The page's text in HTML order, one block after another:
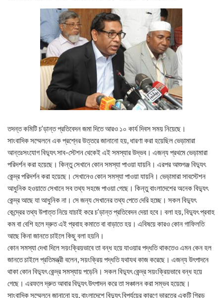
তদন্ত কমিটি চ’ড়ান্ত প্রতিবেদন জমা দিতে আরও ১০ কার্য দিবস সময় নিয়েছে।
সাংবাদিক সম্মেলনে এক প্রশ্নের উত্তরে জানানো হয়, ধারণা করা হয়েছিল ভেড়ামারা
আন্তঃসংযোগ বিদ্যুৎ সাব-স্টেশন থেকেই এই সমস্যার উদ্ভব। এজন্য প্রথমে ভেড়ামারা
পরিদর্শন করা হয়েছে। কিন্তু সেখানে কোন সমস্যা পাওয়া যায়নি। এরপর আশুগঞ্জ বিদ্যুৎ
কেন্দ্র পরিদর্শন করা হয়েছে। সেখানেও কোন সমস্যা পাওয়া যায়নি। ভেড়ামারা সাবস্টেশন
আধুনিক হওয়াতে সেখানে সব তথ্য সহজে পাওয়া গেছে। কিন্তু বাংলাদেশের অনেক বিদ্যুৎ
কেন্দ্র আছে যা আধুনিক না। সে জন্য সেখানের তথ্য পেতে দেরি হচ্ছে। সকল বিদ্যুৎ
কেন্দ্রের তথ্য উপাত্ত নিয়ে যাচাই করে চ’ড়ান্ত প্রতিবেদন দেয়া হবে। বলা হয়, বিদ্যুৎ প্রবাহ
কম বা বেশি হলে দ্রুত এই প্রবাহ কমাতে বা বাড়াতে হয়। এবিষয়ে কারও কোন গাফিলতি
আছে কিনা জানতে চাইলে কিছু বলা হয়নি।
কোন সমস্যা দেখা দিলে সয়ংক্রিয়ভাবে তা বন্ধ হয়ে যাওয়ার পদ্ধতি থাকতেও এমন কেন হল
জানতে চাইলে প্রতিমন্ত্রী বলেন, সয়ংক্রিয় পদ্ধতি যথাযথ কাজ করেছে। এজন্য উৎপাদনে
থাকা কোন বিদ্যুৎ কেন্দ্র সমস্যায় পড়েনি। সকল বিদ্যুৎ কেন্দ্র সয়ংক্রিয়ভাবে বন্ধ হয়ে
গেছে। এরফলে দ্রুত আবার বিদ্যুৎ উৎপাদন করে তা সঞ্চালন করা সম্ভব হয়েছে।
সাংবাদিক সম্মেলনে জানানো হয়, বাংলাদেশে বিদ্যুৎ বিপর্যয়ের কারণে ভারতের একটি গ্রিড